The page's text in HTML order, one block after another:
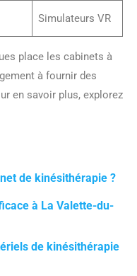
Simulateurs VR
place les cabinets à
à fournir des
en savoir plus, explorez
de kinésithérapie ?
à La Valette-du-
de kinésithérapie